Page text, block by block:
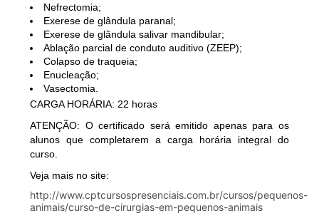
Nefrectomia;
Exerese de glândula paranal;
Exerese de glândula salivar mandibular;
Ablação parcial de conduto auditivo (ZEEP);
Colapso de traqueia;
Enucleação;
Vasectomia
CARGA HORÁRIA: 22 horas
ATENÇÃO: Ocertificado será emitido apenas para os
alunos que completarem a carga horária integral do
curso
Veja mais no site:
http://www.cptcursospresenciais.com.br/cursos/pequenos-
animais/curso-de-cirurgias-em-pequenos-animais